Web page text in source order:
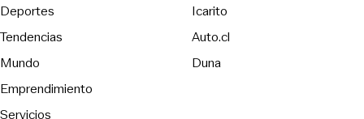
Deportes
Tendencias
Mundo
Emprendimiento
Servicios
Icarito
Auto.cl
DunaOpens in new window